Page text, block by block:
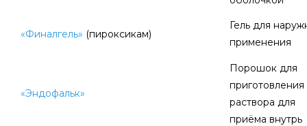
«Финалгель» (пироксикам)
Гель для
применения
«Эндофальк»
Порошок для
приготовления
раствора для
приёма внутрь